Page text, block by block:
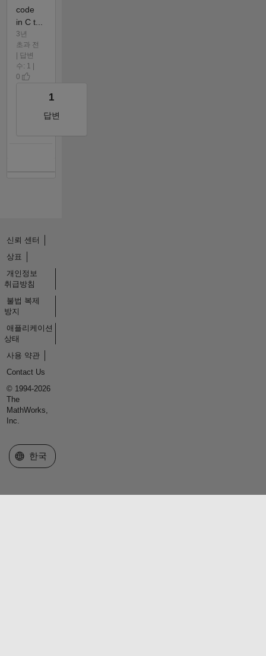
code
in C t...
3년
초과 전
| 답변
수: 1 |
0
1
답변
신뢰 센터
상표
개인정보
취급방침
불법 복제
방지
애플리케이션
상태
사용 약관
Contact Us
© 1994-2026
The
MathWorks,
Inc.
웹사이트 선택
한국